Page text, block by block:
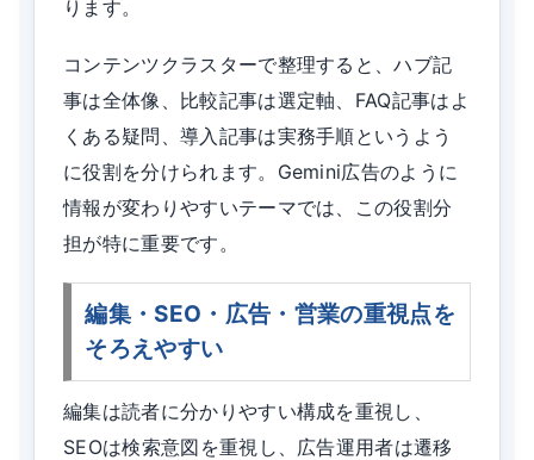
ります。
コンテンツクラスターで整理すると、ハブ記
事は全体像、比較記事は選定軸、FAQ記事はよ
くある疑問、導入記事は実務手順というよう
に役割を分けられます。Gemini広告のように
情報が変わりやすいテーマでは、この役割分
担が特に重要です。
編集・SEO・広告・営業の重視点を
そろえやすい
編集は読者に分かりやすい構成を重視し、
SEOは検索意図を重視し、広告運用者は遷移